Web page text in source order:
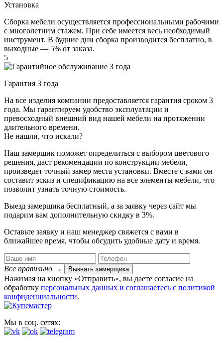
Установка
Сборка мебели осуществляется профессиональными рабочими
с многолетним стажем. При себе имеется весь необходимый
инструмент. В будние дни сборка производится бесплатно, в
выходные — 5% от заказа.
5
Гарантия 3 года
На все изделия компании предоставляется гарантия сроком 3
года. Мы гарантируем удобство эксплуатации и
превосходный внешний вид нашей мебели на протяжении
длительного времени.
Не нашли, что искали?
Наш замерщик поможет определиться с выбором цветового
решения, даст рекомендации по конструкции мебели,
произведет точный замер места установки. Вместе с вами он
составит эскиз и спецификацию на все элементы мебели, что
позволит узнать точную стоимость.
Выезд замерщика бесплатный, а за заявку через сайт мы
подарим вам дополнительную скидку в 3%.
Оставьте заявку и наш менеджер свяжется с вами в
ближайшее время, чтобы обсудить удобные дату и время.
Все правильно → Вызвать замерщика
Нажимая на кнопку «Отправить», вы даете согласие на
обработку персональных данных​ и соглашаетесь c политикой
конфиденциальности.
Мы в соц. сетях: